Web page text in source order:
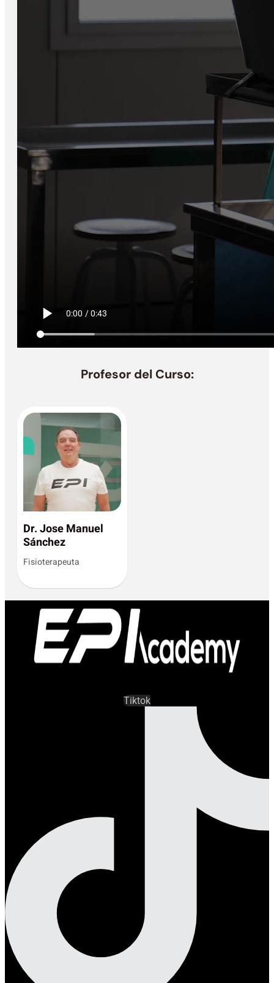
Profesor del Curso:
Dr. Jose Manuel
Sánchez
Fisioterapeuta
Tiktok